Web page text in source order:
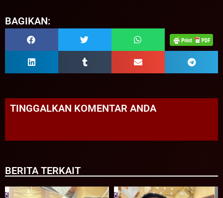
BAGIKAN:
TINGGALKAN KOMENTAR ANDA
BERITA TERKAIT